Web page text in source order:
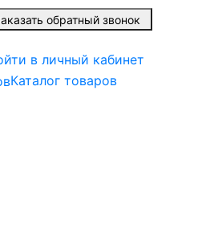
Заказать обратный звонок
в личный кабинет
Каталог товаров